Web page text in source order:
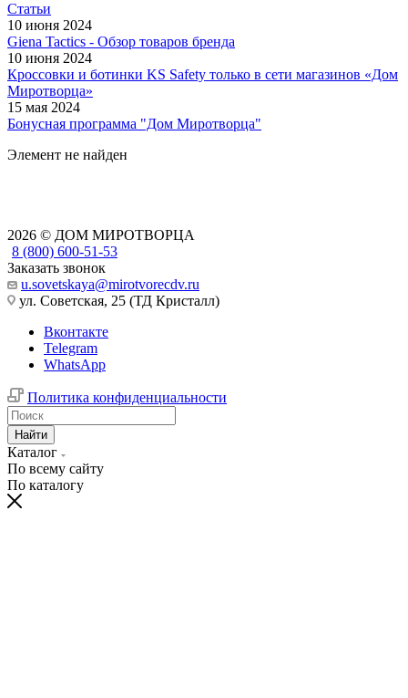
Статьи
10 июня 2024
Giena Tactics - Обзор товаров бренда
10 июня 2024
Кроссовки и ботинки KS Safety только в сети магазинов «Дом
Миротворца»
15 мая 2024
Бонусная программа "Дом Миротворца"
Элемент не найден
2026 © ДОМ МИРОТВОРЦА
8 (800) 600-51-53
Заказать звонок
u.sovetskaya@mirotvorecdv.ru
ул. Советская, 25 (ТД Кристалл)
Вконтакте
Telegram
WhatsApp
Политика конфиденциальности
Найти
Каталог
По всему сайту
По каталогу